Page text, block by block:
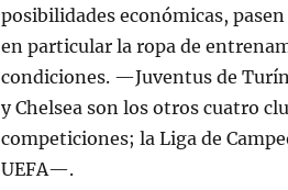
posibilidades económicas,
en particular la ropa de
condiciones. —Juventus de
y Chelsea son los otros cuatro
competiciones; la Liga de
UEFA—.